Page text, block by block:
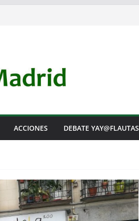
ACCIONES DEBATE YAY@FLAUTAS